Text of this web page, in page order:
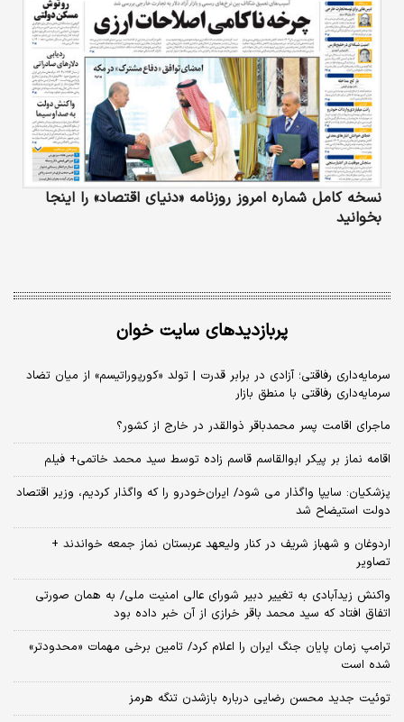
نسخه کامل شماره امروز روزنامه «دنیای‌ اقتصاد» را اینجا
بخوانید
پربازدیدهای سایت خوان
سرمایه‌داری رفاقتی؛ آزادی در برابر قدرت | تولد «کورپوراتیسم» از میان تضاد
سرمایه‌داری رفاقتی با منطق بازار
ماجرای اقامت پسر محمدباقر ذوالقدر در خارج از کشور؟
اقامه نماز بر پیکر ابوالقاسم قاسم زاده توسط سید محمد خاتمی+ فیلم
پزشکیان: سایپا واگذار می شود/ ایران‌خودرو را که واگذار کردیم، وزیر اقتصاد
دولت استیضاح شد
اردوغان و شهباز شریف در کنار ولیعهد عربستان نماز جمعه خواندند +
تصاویر
واکنش زیدآبادی به تغییر دبیر شورای عالی امنیت ملی/ به همان صورتی
اتفاق افتاد که سید محمد باقر خرازی از آن خبر داده بود
ترامپ زمان پایان جنگ ایران را اعلام کرد/ تامین برخی مهمات «محدودتر»
شده است
توئیت جدید محسن رضایی درباره بازشدن تنگه هرمز